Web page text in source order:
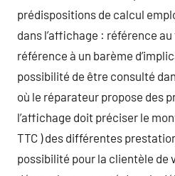
prédispositions de calcul
dans l’affichage : référence
référence à un barème
possibilité de être consulté
où le réparateur propose des
l’affichage doit préciser le
TTC ) des différentes
possibilité pour la clientèle de